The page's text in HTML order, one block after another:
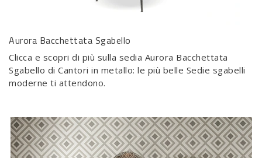
Aurora Bacchettata Sgabello
Clicca e scopri di più sulla sedia Aurora Bacchettata
Sgabello di Cantori in metallo: le più belle Sedie sgabelli
moderne ti attendono.